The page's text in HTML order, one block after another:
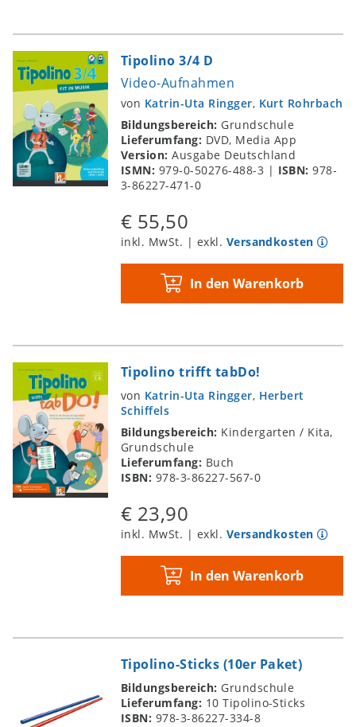
Tipolino 3/4 D
Video-Aufnahmen
von Katrin-Uta Ringger, Kurt Rohrbach
Bildungsbereich: Grundschule
Lieferumfang: DVD, Media App
Version:Ausgabe Deutschland
ISMN: 979-0-50276-488-3 | ISBN:978-
3-86227-471-0
€ 55,50
inkl. MwSt. | exkl. Versandkosten
In den Warenkorb
Tipolino trifft tabDo!
von Katrin-Uta Ringger, Herbert
Schiffels
Bildungsbereich: Kindergarten / Kita,
Grundschule
Lieferumfang: Buch
ISBN: 978-3-86227-567-0
€ 23,90
inkl. MwSt. | exkl. Versandkosten
In den Warenkorb
Tipolino-Sticks (10er Paket)
Bildungsbereich: Grundschule
Lieferumfang: 10 Tipolino-Sticks
ISBN: 978-3-86227-334-8